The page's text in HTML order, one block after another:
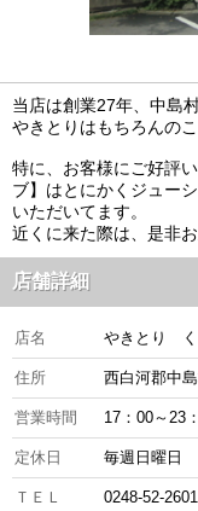
当店は創業27年、中島
やきとりはもちろんの
特に、お客様にご好評
ブ】はとにかくジュー
いただいてます。
近くに来た際は、是非
店舗詳細
店名 やきとり く
住所 西白河郡中
営業時間 17：00～23
定休日 毎週日曜日
ＴＥＬ 0248‐52-2601